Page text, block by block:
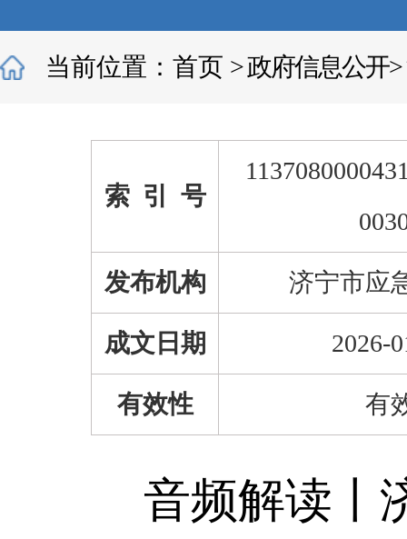
当前位置： 首页 >政府信息公开>
索 引 号
发布机构 济宁市应
成文日期 2026-
有效性 有
音频解读丨